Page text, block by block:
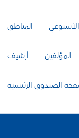
الأسبوعي المناطق
المؤلفين أرشيف
الصندوق الرئيسية